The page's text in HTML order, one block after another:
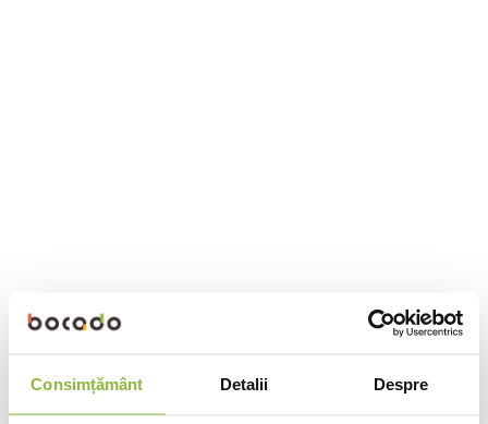
Consimțământ Detalii Despre